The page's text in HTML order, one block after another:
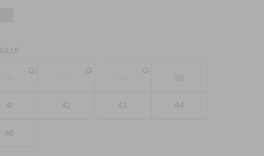
39
41 42 43 44
46